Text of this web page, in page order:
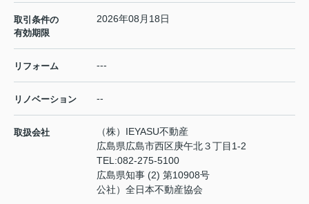
取引条件の
有効期限
2026年08月18日
リフォーム ---
リノベーション --
取扱会社
（株）IEYASU不動産
広島県広島市西区庚午北３丁目1-2
TEL:082-275-5100
広島県知事 (2) 第10908号
公社）全日本不動産協会